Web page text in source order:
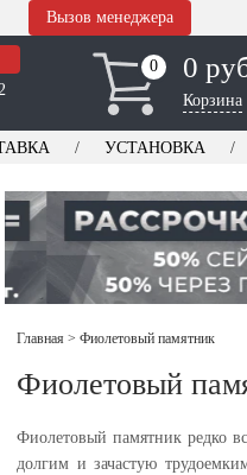
Вызов менеджера
0
0 0
Корзина
УСТАНОВКА
Главная > Фиолетовый памятник
Фиолетовый
Фиолетовый памятник редко
долгим и зачастую